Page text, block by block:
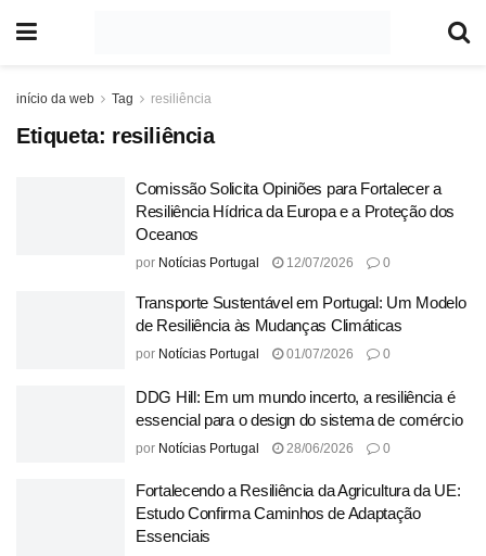
início da web Tag resiliência
Etiqueta: resiliência
Comissão Solicita Opiniões para Fortalecer a
Resiliência Hídrica da Europa e a Proteção dos
Oceanos
por Notícias Portugal 12/07/2026 0
Transporte Sustentável em Portugal: Um Modelo
de Resiliência às Mudanças Climáticas
por Notícias Portugal 01/07/2026 0
DDG Hill: Em um mundo incerto, a resiliência é
essencial para o design do sistema de comércio
por Notícias Portugal 28/06/2026 0
Fortalecendo a Resiliência da Agricultura da UE:
Estudo Confirma Caminhos de Adaptação
Essenciais